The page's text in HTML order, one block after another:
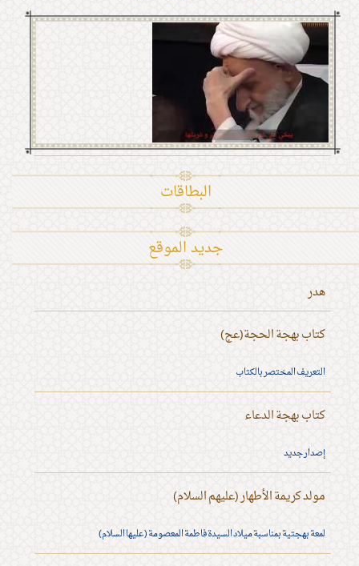
البطاقات
جديد الموقع
هدر
كتاب بهجة الحجة(عج)
التعريف المختصر بالكتاب
كتاب بهجة الدعاء
إصدار جديد
مولد كريمة الأطهار (عليهم السلام)
لمعة بهجتية بمناسبة ميلاد السيدة فاطمة المعصومة (عليها السلام)